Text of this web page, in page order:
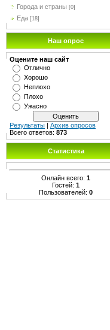
Города и страны [0]
Еда [18]
Наш опрос
Оцените наш сайт
Отлично
Хорошо
Неплохо
Плохо
Ужасно
Результаты | Архив опросов
Всего ответов: 873
Статистика
Онлайн всего: 1
Гостей: 1
Пользователей: 0